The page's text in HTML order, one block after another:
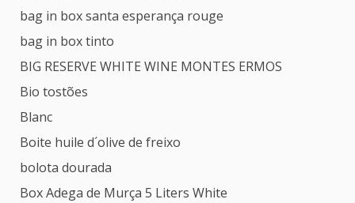
bag in box santa esperança rouge
bag in box tinto
BIG RESERVE WHITE WINE MONTES ERMOS
Bio tostões
Blanc
Boite huile d´olive de freixo
bolota dourada
Box Adega de Murça 5 Liters White